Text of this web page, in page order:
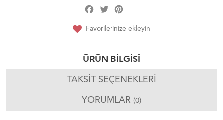
Facebook
Twitter
Favorilerinize ekleyin
ÜRÜN BILGISI
TAKSIT SEÇENEKLERI
YORUMLAR (0)